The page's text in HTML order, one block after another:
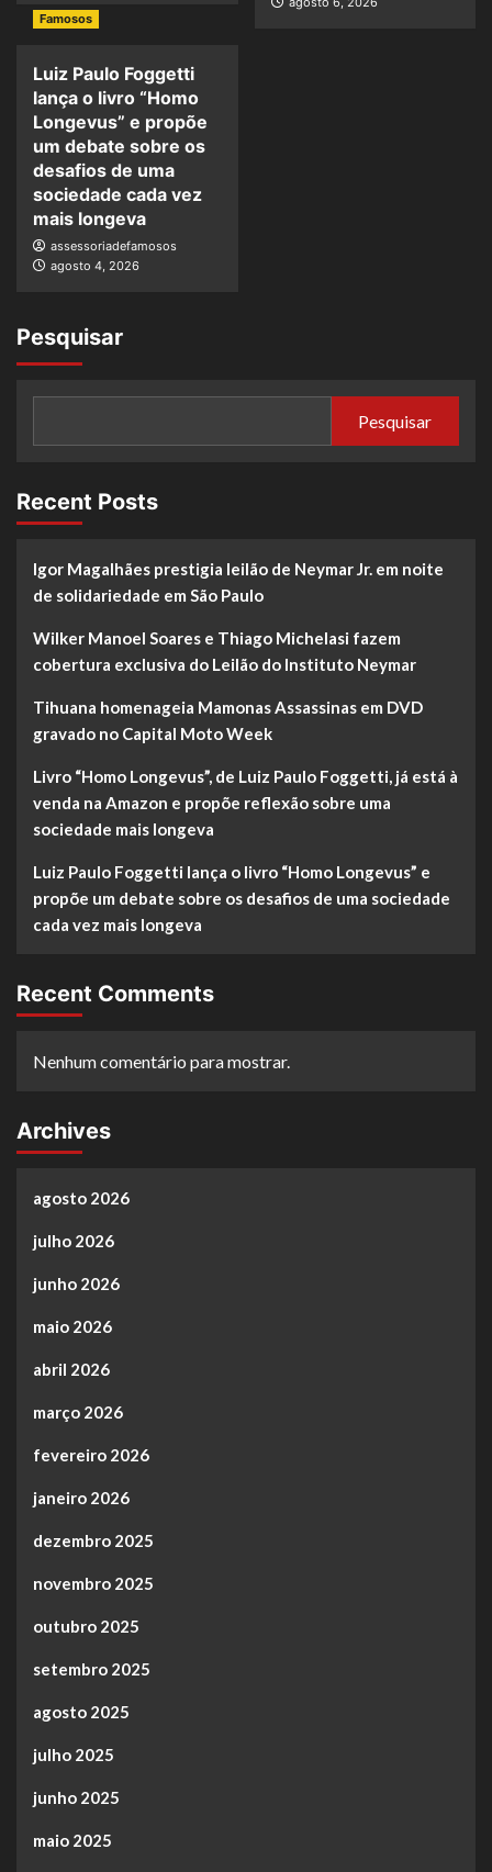
Famosos
Luiz Paulo Foggetti
lança o livro “Homo
Longevus” e propõe
um debate sobre os
desafios de uma
sociedade cada vez
mais longeva
assessoriadefamosos
agosto 4, 2026
Pesquisar
Pesquisar
Recent Posts
Igor Magalhães prestigia leilão de Neymar Jr. em noite
de solidariedade em São Paulo
Wilker Manoel Soares e Thiago Michelasi fazem
cobertura exclusiva do Leilão do Instituto Neymar
Tihuana homenageia Mamonas Assassinas em DVD
gravado no Capital Moto Week
Livro “Homo Longevus”, de Luiz Paulo Foggetti, já está à
venda na Amazon e propõe reflexão sobre uma
sociedade mais longeva
Luiz Paulo Foggetti lança o livro “Homo Longevus” e
propõe um debate sobre os desafios de uma sociedade
cada vez mais longeva
Recent Comments
Nenhum comentário para mostrar.
Archives
agosto 2026
julho 2026
junho 2026
maio 2026
abril 2026
março 2026
fevereiro 2026
janeiro 2026
dezembro 2025
novembro 2025
outubro 2025
setembro 2025
agosto 2025
julho 2025
junho 2025
maio 2025